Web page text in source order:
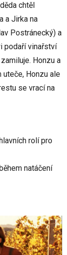
chtěl
a Jirka na
Postránecký) a
podaří vinařství
Honzu a
uteče, Honzu ale
se vrací na
rolí pro
natáčení